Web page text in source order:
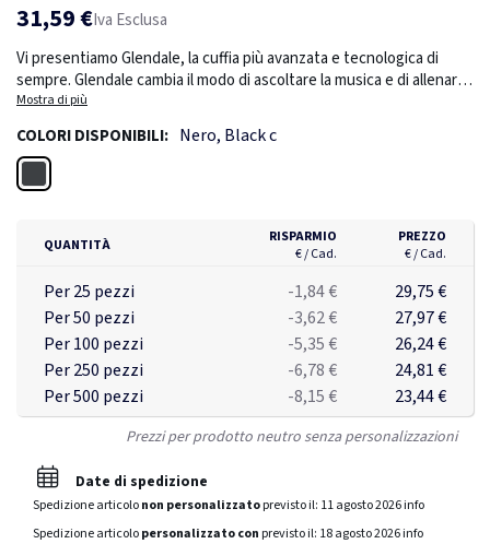
31,59 €Iva Esclusa
Vi presentiamo Glendale, la cuffia più avanzata e tecnologica di
sempre. Glendale cambia il modo di ascoltare la musica e di allenarsi.
L'esclusivo design aperto permette di non inserire gli auricolari
nell'orecchio, ma di accostarli ad esso, creando una continua
consapevolezza della situazione quando si è all'aperto. Il tutto con
un suono di qualità superiore e bassi potenziati. Sono impermeabili
IPX4 e quindi adatti a qualsiasi tipo di allenamento. Le cuffie,
gli allenamenti. La batteria garantisce un'autonomia di 10 ore con
una sola carica. In caso di chiamata in arrivo, è sufficiente
ABS riciclato certificato RCS (Recycled Claim Standard). Contenuto
riciclato totale: 17% in base al peso totale dell'articolo. La
certificazione RCS garantisce una catena di approvvigionamento
dei materiali riciclati completamente certificata. Gli articoli Urban
Vitamin sono
Mostra di più
COLORI DISPONIBILI: Nero, Black c
QUANTITÀ
RISPARMIO
€ / Cad.
PREZZO
€ / Cad.
Per 25 pezzi -1,84 €
29,75 €
Per 50 pezzi
-3,62 €
27,97 €
Per 100 pezzi
-5,35 €
26,24 €
Per 250 pezzi
-6,78 €
24,81 €
Per 500 pezzi
-8,15 € 23,44 €
Prezzi per prodotto neutro senza personalizzazioni
Date di spedizione
Spedizione articolonon personalizzatoprevisto il: 11 agosto 2026info
Spedizione articolopersonalizzato con previsto il: 18 agosto 2026info